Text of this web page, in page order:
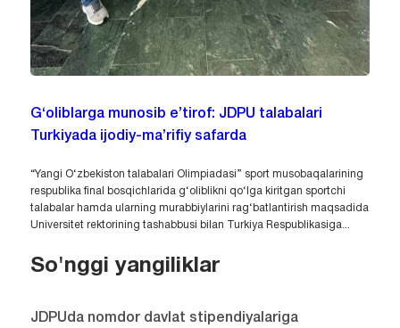
G‘oliblarga munosib e’tirof: JDPU talabalari
Turkiyada ijodiy-ma’rifiy safarda
“Yangi O‘zbekiston talabalari Olimpiadasi” sport musobaqalarining
respublika final bosqichlarida g‘oliblikni qo‘lga kiritgan sportchi
talabalar hamda ularning murabbiylarini rag‘batlantirish maqsadida
Universitet rektorining tashabbusi bilan Turkiya Respublikasiga...
So'nggi yangiliklar
JDPUda nomdor davlat stipendiyalariga